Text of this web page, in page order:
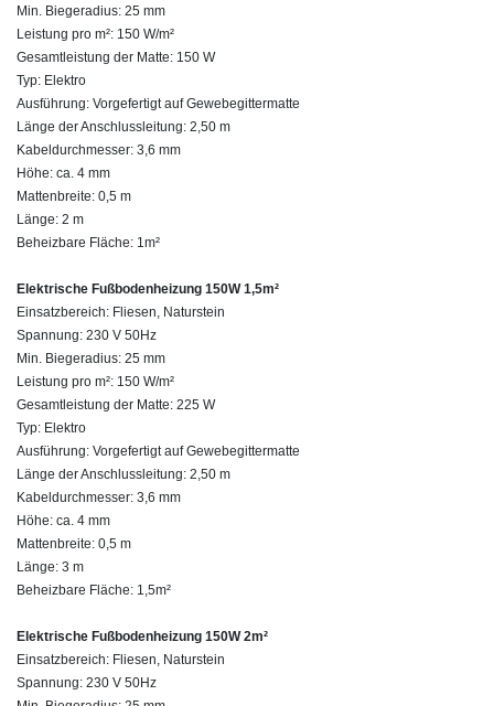
Min. Biegeradius: 25 mm
Leistung pro m²: 150 W/m²
Gesamtleistung der Matte: 150 W
Typ: Elektro
Ausführung: Vorgefertigt auf Gewebegittermatte
Länge der Anschlussleitung: 2,50 m
Kabeldurchmesser: 3,6 mm
Höhe: ca. 4 mm
Mattenbreite: 0,5 m
Länge: 2 m
Beheizbare Fläche: 1m²
Elektrische Fußbodenheizung 150W 1,5m²
Einsatzbereich: Fliesen, Naturstein
Spannung: 230 V 50Hz
Min. Biegeradius: 25 mm
Leistung pro m²: 150 W/m²
Gesamtleistung der Matte: 225 W
Typ: Elektro
Ausführung: Vorgefertigt auf Gewebegittermatte
Länge der Anschlussleitung: 2,50 m
Kabeldurchmesser: 3,6 mm
Höhe: ca. 4 mm
Mattenbreite: 0,5 m
Länge: 3 m
Beheizbare Fläche: 1,5m²
Elektrische Fußbodenheizung 150W 2m²
Einsatzbereich: Fliesen, Naturstein
Spannung: 230 V 50Hz